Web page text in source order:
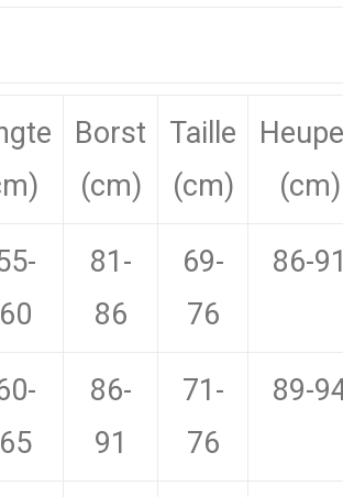
Borst
(cm)
Taille
(cm)
(cm)
81-
86
69-
76
86-
86-
91
71-
76
89-